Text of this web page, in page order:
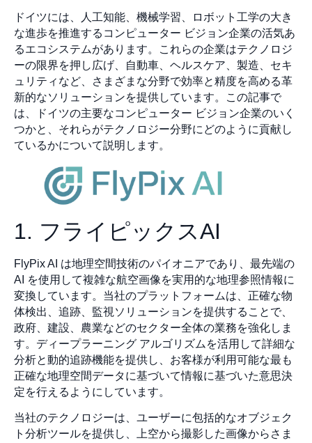
ドイツには、人工知能、機械学習、ロボット工学の大き
な進歩を推進するコンピューター ビジョン企業の活気あ
るエコシステムがあります。これらの企業はテクノロジ
ーの限界を押し広げ、自動車、ヘルスケア、製造、セキ
ュリティなど、さまざまな分野で効率と精度を高める革
新的なソリューションを提供しています。この記事で
は、ドイツの主要なコンピューター ビジョン企業のいく
つかと、それらがテクノロジー分野にどのように貢献し
ているかについて説明します。
1. フライピックスAI
FlyPix AI は地理空間技術のパイオニアであり、最先端の
AI を使用して複雑な航空画像を実用的な地理参照情報に
変換しています。当社のプラットフォームは、正確な物
体検出、追跡、監視ソリューションを提供することで、
政府、建設、農業などのセクター全体の業務を強化しま
す。ディープラーニング アルゴリズムを活用して詳細な
分析と動的追跡機能を提供し、お客様が利用可能な最も
正確な地理空間データに基づいて情報に基づいた意思決
定を行えるようにしています。
当社のテクノロジーは、ユーザーに包括的なオブジェク
ト分析ツールを提供し、上空から撮影した画像からさま